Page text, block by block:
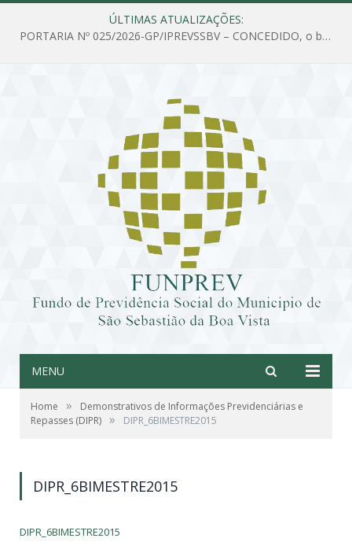
ÚLTIMAS ATUALIZAÇÕES:
PORTARIA Nº 025/2026-GP/IPREVSSBV – CONCEDIDO, o benefício de PENSÃO a MARIA ESTELA DOS SANTOS SOUZA
MENU
Home »
Demonstrativos de Informações Previdenciárias e
Repasses (DIPR) » DIPR_6BIMESTRE2015
DIPR_6BIMESTRE2015
DIPR_6BIMESTRE2015